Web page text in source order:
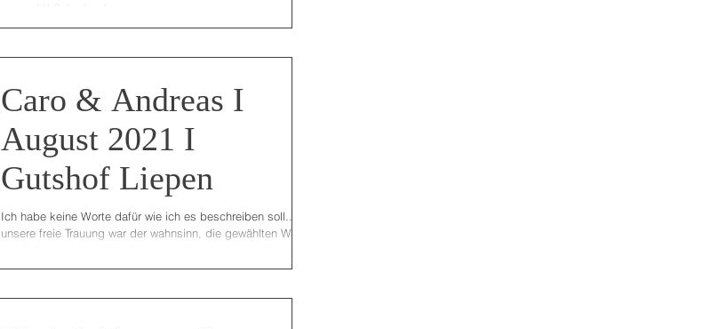
Caro & Andreas I
August 2021 I
Gutshof Liepen
Ich habe keine Worte dafür wie ich es beschreiben soll....
unsere freie Trauung war der wahnsinn, die gewählten Worte